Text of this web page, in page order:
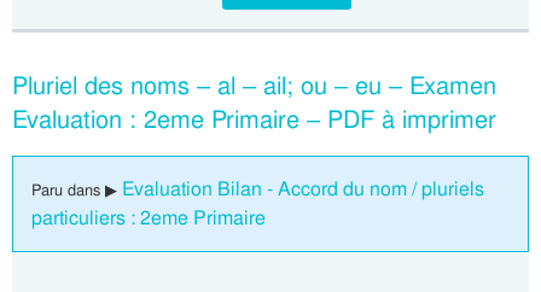
Pluriel des noms – al – ail; ou – eu – Examen
Evaluation : 2eme Primaire – PDF à imprimer
Paru dans ▶ Evaluation Bilan - Accord du nom / pluriels
particuliers : 2eme Primaire